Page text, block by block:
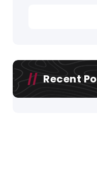
Recent